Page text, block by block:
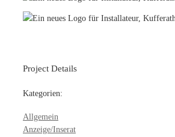
Project Details
Kategorien:
Allgemein
Anzeige/Inserat